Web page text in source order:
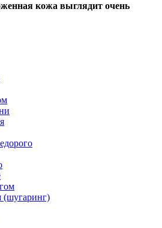
кожа выглядит очень
(шугаринг)